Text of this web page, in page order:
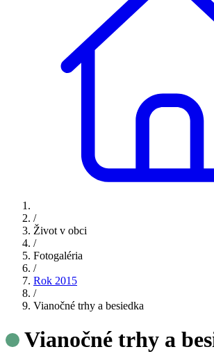
/
Život v obci
/
Fotogaléria
/
Rok 2015
/
Vianočné trhy a besiedka
Vianočné trhy a